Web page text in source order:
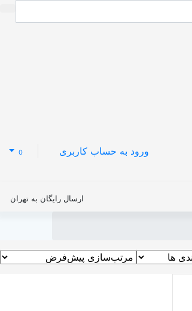
ورود به حساب کاربری 0
ارسال رایگان به تهران